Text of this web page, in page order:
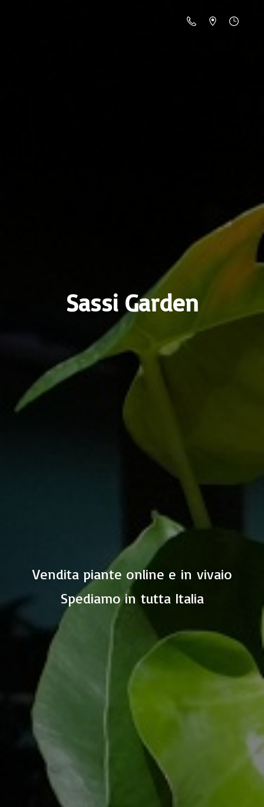
Sassi Garden
Vendita piante online e in vivaio
Spediamo in tutta Italia